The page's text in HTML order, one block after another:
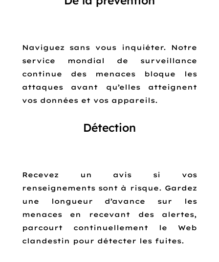
Naviguez sans vous inquiéter. Notre
service mondial de surveillance
continue des menaces bloque les
attaques avant qu’elles atteignent
vos données et vos appareils.
Détection
Recevez un avis si vos
renseignements sont à risque. Gardez
une longueur d’avance sur les
menaces en recevant des alertes,
parcourt continuellement le Web
clandestin pour détecter les fuites.